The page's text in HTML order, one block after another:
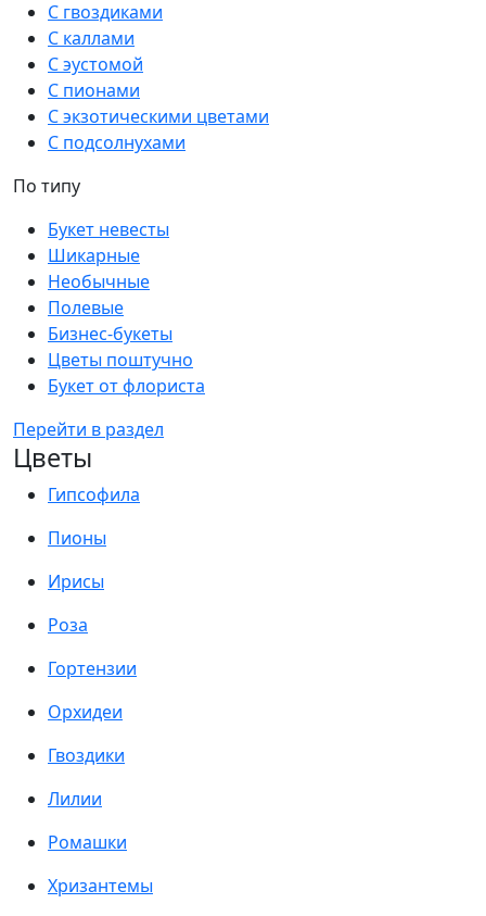
С гвоздиками
С каллами
С эустомой
С пионами
С экзотическими цветами
С подсолнухами
По типу
Букет невесты
Шикарные
Необычные
Полевые
Бизнес-букеты
Цветы поштучно
Букет от флориста
Перейти в раздел
Цветы
Гипсофила
Пионы
Ирисы
Роза
Гортензии
Орхидеи
Гвоздики
Лилии
Ромашки
Хризантемы